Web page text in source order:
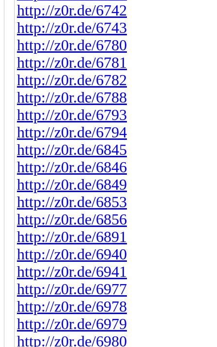
http://z0r.de/6742
http://z0r.de/6743
http://z0r.de/6780
http://z0r.de/6781
http://z0r.de/6782
http://z0r.de/6788
http://z0r.de/6793
http://z0r.de/6794
http://z0r.de/6845
http://z0r.de/6846
http://z0r.de/6849
http://z0r.de/6853
http://z0r.de/6856
http://z0r.de/6891
http://z0r.de/6940
http://z0r.de/6941
http://z0r.de/6977
http://z0r.de/6978
http://z0r.de/6979
http://z0r.de/6980